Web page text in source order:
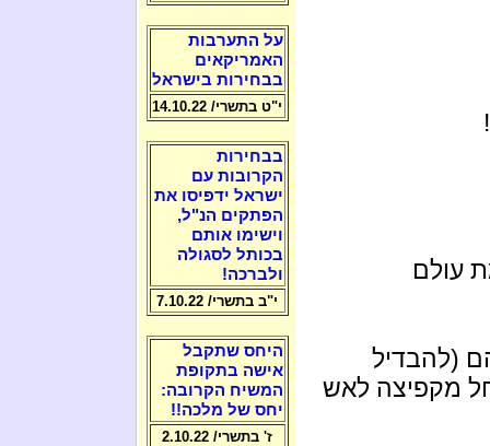
עולם
(להבדיל
קשים החל מקפיצה לאש
על התערבות
האמריקאים
בבחירות בישראל
י"ט בתשרי/ 14.10.22
בבחירות
הקרובות עם
ישראל ידפיסו את
הפתקים הנ"ל,
וישימו אותם
בכותל לסגולה
ולברכה!
י"ב בתשרי/ 7.10.22
היחס שתקבל
אישה בתקופת
המשיח הקרובה:
יחס של מלכה!!
ז' בתשרי/ 2.10.22